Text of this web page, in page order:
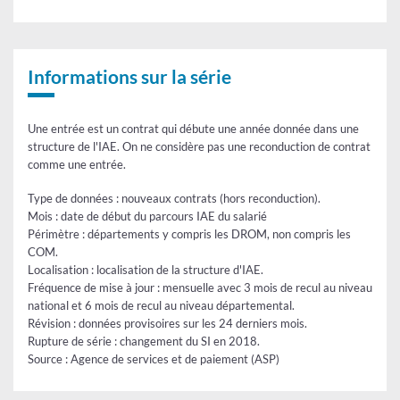
chantiers
entrées
Informations sur la série
Une entrée est un contrat qui débute une année donnée dans une
structure de l'IAE. On ne considère pas une reconduction de contrat
comme une entrée.
Type de données : nouveaux contrats (hors reconduction).
Mois : date de début du parcours IAE du salarié
Périmètre : départements y compris les DROM, non compris les
COM.
Localisation : localisation de la structure d'IAE.
Fréquence de mise à jour : mensuelle avec 3 mois de recul au niveau
national et 6 mois de recul au niveau départemental.
Révision : données provisoires sur les 24 derniers mois.
Rupture de série : changement du SI en 2018.
Source : Agence de services et de paiement (ASP)